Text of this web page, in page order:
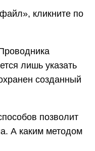
кликните по
лишь указать
созданный
позволит
А каким методом